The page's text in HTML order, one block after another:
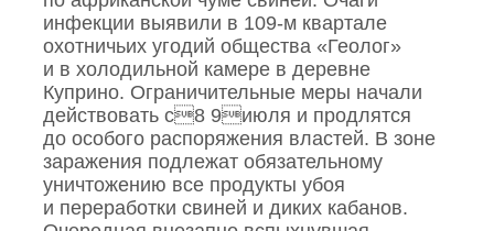
инфекции выявили в 109‑м квартале
охотничьих угодий общества «Геолог»
и в холодильной камере в деревне
Куприно. Ограничительные меры начали
действовать с8 9июля и продлятся
до особого распоряжения властей. В зоне
заражения подлежат обязательному
уничтожению все продукты убоя
и переработки свиней и диких кабанов.